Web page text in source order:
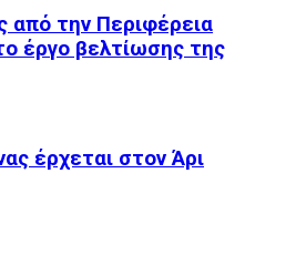
από την Περιφέρεια
έργο βελτίωσης της
έρχεται στον Άρι